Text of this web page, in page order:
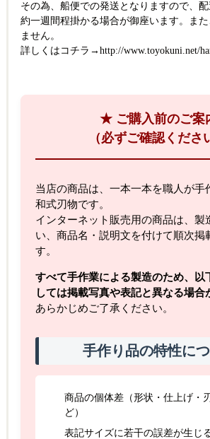
その為、船便での発送となりますので、
約一週間程掛かる場合が御座います。ま
ません。
詳しくはコチラ→ http://www.toyokuni.net/
★ ご購入前のご案
（必ずご確認くださ
当店の商品は、一本一本を職人が手
和式刃物です。
インターネット販売用の商品は、製
い、商品名・説明文を付けて順次掲
す。
すべて手作業による製造のため、以
しては掲載写真や表記と異なる場合
あらかじめご了承ください。
手作り品の特性に
商品の個体差（形状・仕上げ・
ど）
表記サイズに若干の誤差が生じ